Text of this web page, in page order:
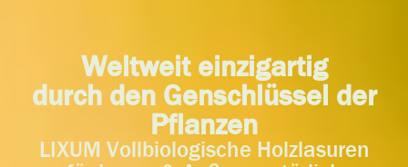
Weltweit einzigartig
durch den Genschlüssel der
Pflanzen
LIXUM Vollbiologische Holzlasuren